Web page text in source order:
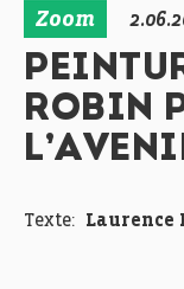
Zoom
ROBIN
Texte: Laurence